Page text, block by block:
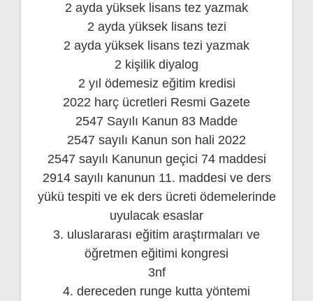
2 ayda yüksek lisans tez yazmak
2 ayda yüksek lisans tezi
2 ayda yüksek lisans tezi yazmak
2 kişilik diyalog
2 yıl ödemesiz eğitim kredisi
2022 harç ücretleri Resmi Gazete
2547 Sayılı Kanun 83 Madde
2547 sayılı Kanun son hali 2022
2547 sayılı Kanunun geçici 74 maddesi
2914 sayılı kanunun 11. maddesi ve ders
yükü tespiti ve ek ders ücreti ödemelerinde
uyulacak esaslar
3. uluslararası eğitim araştırmaları ve
öğretmen eğitimi kongresi
3nf
4. dereceden runge kutta yöntemi